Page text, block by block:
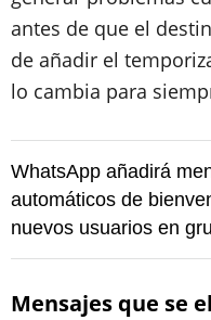
antes de que el
de añadir el
lo cambia para
WhatsApp añadirá
automáticos de
nuevos usuarios en
Mensajes que se